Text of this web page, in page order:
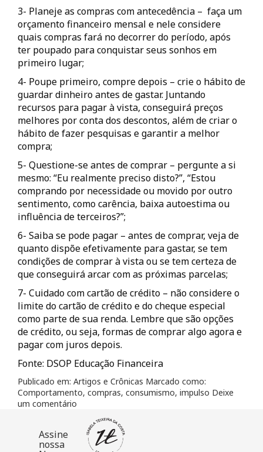
3- Planeje as compras com antecedência – faça um
orçamento financeiro mensal e nele considere
quais compras fará no decorrer do período, após
ter poupado para conquistar seus sonhos em
primeiro lugar;
4- Poupe primeiro, compre depois – crie o hábito de
guardar dinheiro antes de gastar. Juntando
recursos para pagar à vista, conseguirá preços
melhores por conta dos descontos, além de criar o
hábito de fazer pesquisas e garantir a melhor
compra;
5- Questione-se antes de comprar – pergunte a si
mesmo: “Eu realmente preciso disto?”, “Estou
comprando por necessidade ou movido por outro
sentimento, como carência, baixa autoestima ou
influência de terceiros?”;
6- Saiba se pode pagar – antes de comprar, veja de
quanto dispõe efetivamente para gastar, se tem
condições de comprar à vista ou se tem certeza de
que conseguirá arcar com as próximas parcelas;
7- Cuidado com cartão de crédito – não considere o
limite do cartão de crédito e do cheque especial
como parte de sua renda. Lembre que são opções
de crédito, ou seja, formas de comprar algo agora e
pagar com juros depois.
Fonte: DSOP Educação Financeira
Publicado em: Artigos e Crônicas Marcado como:
Comportamento, compras, consumismo, impulso Deixe
um comentário
Assine
nossa